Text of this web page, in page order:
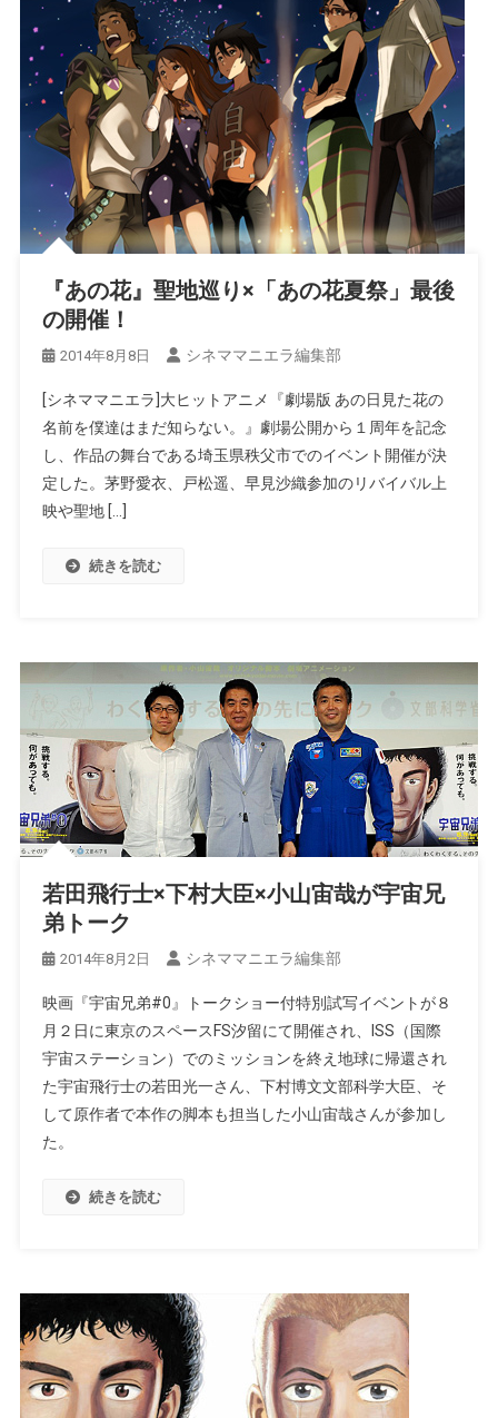
『あの花』聖地巡り×「あの花夏祭」最後
の開催！
2014年8月8日 シネママニエラ編集部
[シネママニエラ]大ヒットアニメ『劇場版 あの日見た花の
名前を僕達はまだ知らない。』劇場公開から１周年を記念
し、作品の舞台である埼玉県秩父市でのイベント開催が決
定した。茅野愛衣、戸松遥、早見沙織参加のリバイバル上
映や聖地 […]
続きを読む
若田飛行士×下村大臣×小山宙哉が宇宙兄
弟トーク
2014年8月2日 シネママニエラ編集部
映画『宇宙兄弟#0』トークショー付特別試写イベントが８
月２日に東京のスペースFS汐留にて開催され、ISS（国際
宇宙ステーション）でのミッションを終え地球に帰還され
た宇宙飛行士の若田光一さん、下村博文文部科学大臣、そ
して原作者で本作の脚本も担当した小山宙哉さんが参加し
た。
続きを読む